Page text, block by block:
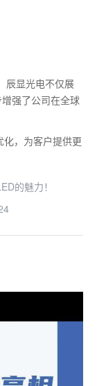
辰显光电不仅展
强了公司在全球
，为客户提供更
的魅力！